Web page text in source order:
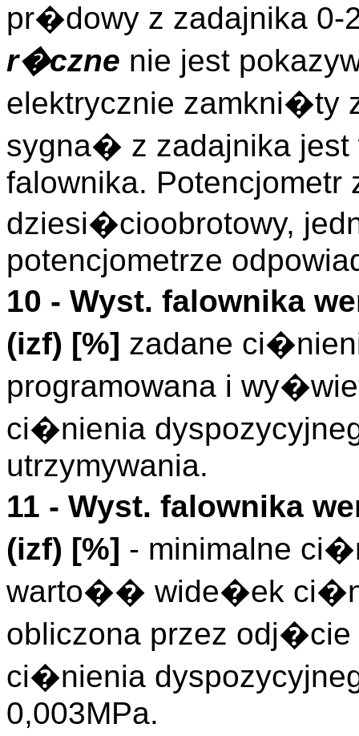
pr�dowy z zadajnika 0-
r�czne nie jest
elektrycznie zamkni�ty
sygna� z zadajnika
falownika. Potencjometr
dziesi�cioobrotowy,
potencjometrze
10 - Wyst. falownika
(izf) [%] zadane
programowana i
ci�nienia
utrzymywania.
11 - Wyst. falownika
(izf) [%] - minimalne
warto�� wide�ek
obliczona przez
ci�nienia
0,003MPa.